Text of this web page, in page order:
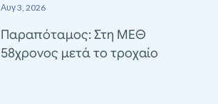
Αυγ 3, 2026
Παραπόταμος: Στη ΜΕΘ
58χρονος μετά το τροχαίο